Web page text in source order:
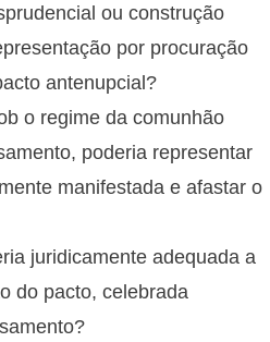
ou construção
por procuração
antenupcial?
o regime da comunhão
poderia representar
manifestada e afastar o
juridicamente adequada a
do pacto, celebrada